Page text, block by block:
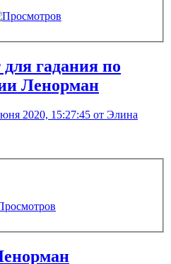
гадания по
Ленорман
2020, 15:27:45 от Элина